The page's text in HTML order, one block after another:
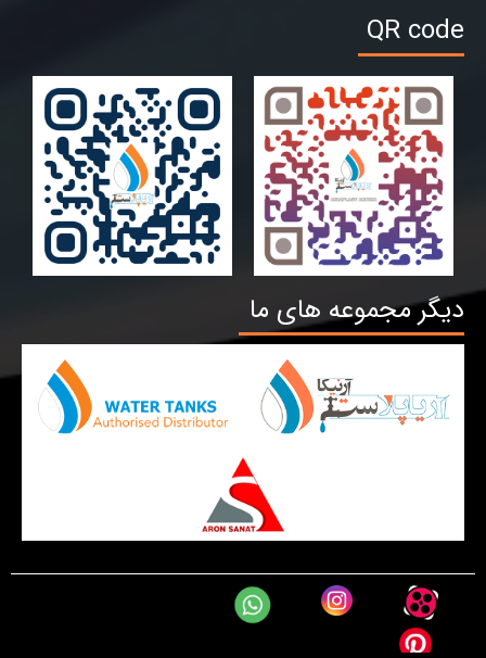
QR code
دیگر مجموعه های ما